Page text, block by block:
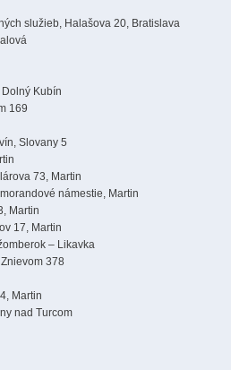
služieb, Halašova 20, Bratislava
Kubín
169
Slovany 5
73, Martin
námestie, Martin
Martin
17, Martin
– Likavka
378
Martin
nad Turcom